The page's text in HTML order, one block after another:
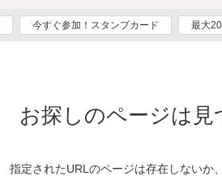
今すぐ参加！スタンプカード 最大
お探しのページは見
指定されたURLのページは存在しないか